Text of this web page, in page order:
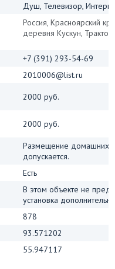
Душ, Телевизор,
Россия, Красноярский
деревня Кускун,
+7 (391) 293-54-69
2010006@list.ru
2000 руб.
2000 руб.
Размещение домашних
допускается.
Есть
В этом объекте не
установка
878
93.571202
55.947117